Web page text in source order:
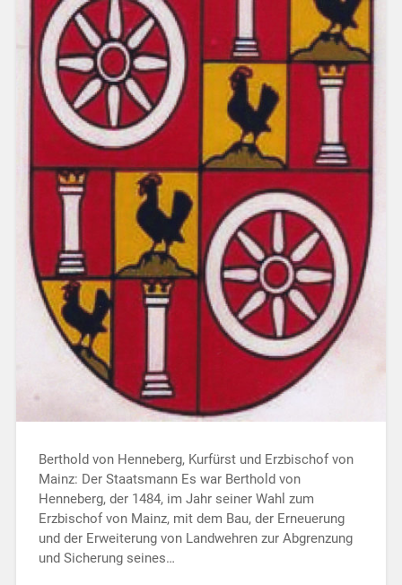
Berthold von Henneberg, Kurfürst und Erzbischof von
Mainz: Der Staatsmann Es war Berthold von
Henneberg, der 1484, im Jahr seiner Wahl zum
Erzbischof von Mainz, mit dem Bau, der Erneuerung
und der Erweiterung von Landwehren zur Abgrenzung
und Sicherung seines…